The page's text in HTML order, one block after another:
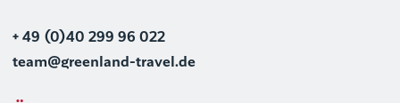
+ 49 (0)40 299 96 022
team@greenland-travel.de